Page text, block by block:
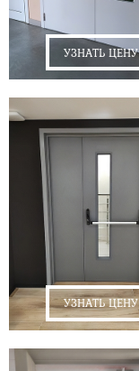
УЗНАТЬ ЦЕНУ
УЗНАТЬ ЦЕНУ